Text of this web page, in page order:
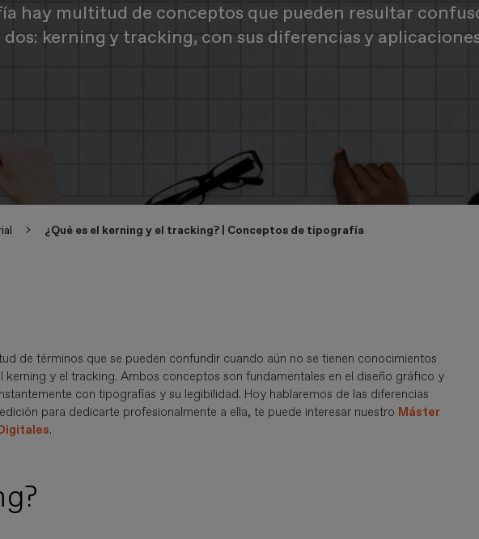
hay multitud de conceptos que pueden resultar
kerning y tracking, con sus diferencias y
¿Qué es el kerning y el tracking? | Conceptos de tipografía
de términos que se pueden confundir cuando aún no se tienen conocimientos
kerning y el tracking. Ambos conceptos son fundamentales en el diseño gráfico y
con tipografías y su legibilidad. Hoy hablaremos de las diferencias
para dedicarte profesionalmente a ella, te puede interesar nuestro Máster
.